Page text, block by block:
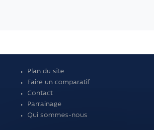
Plan du site
Faire un comparatif
Contact
Parrainage
Qui sommes-nous